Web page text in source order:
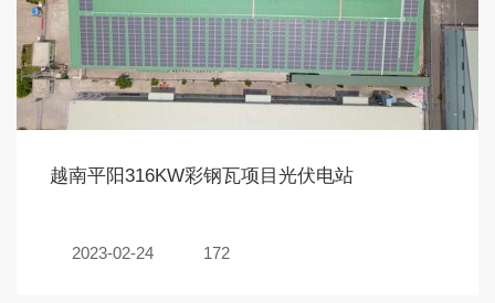
越南平阳316KW彩钢瓦项目光伏电站
2023-02-24 172